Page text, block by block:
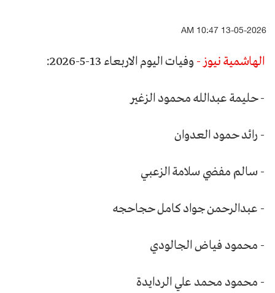
13-05-2026 10:47 AM
الهاشمية نيوز - وفيات اليوم الاربعاء 13-5-2026:
- حليمة عبدالله محمود الزغير
- رائد حمود العدوان
- سالم مفضي سلامة الزعبي
- عبدالرحمن جواد كامل حجاحجه
- محمود فياض الجالودي
- محمود محمد علي الردايدة